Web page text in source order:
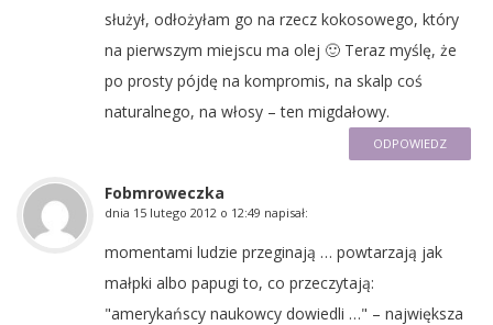
służył, odłożyłam go na rzecz kokosowego, który
na pierwszym miejscu ma olej 🙂 Teraz myślę, że
po prosty pójdę na kompromis, na skalp coś
naturalnego, na włosy – ten migdałowy.
ODPOWIEDZ
Fobmroweczka
dnia 15 lutego 2012 o 12:49 napisał:
momentami ludzie przeginają … powtarzają jak
małpki albo papugi to, co przeczytają:
"amerykańscy naukowcy dowiedli …" – największa